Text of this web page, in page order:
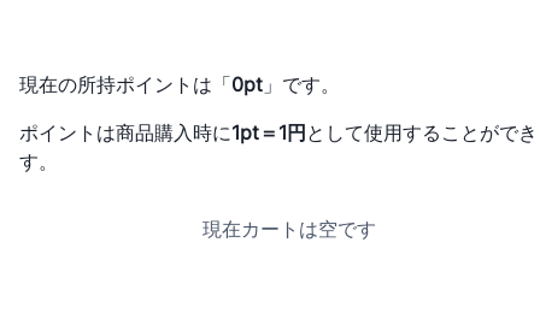
現在の所持ポイントは「0pt 」です。
ポイントは商品購入時に1pt＝1円として使用することがで
す。
現在カートは空です